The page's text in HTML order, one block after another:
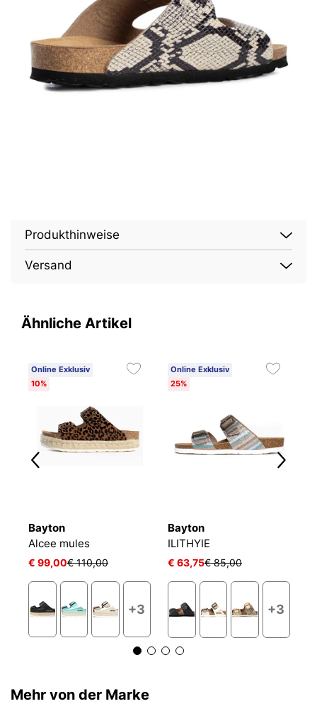
Produkthinweise
Versand
Ähnliche Artikel
Online Exklusiv
10%
Bayton
Alcee mules
€ 99,00€ 110,00
+3
Online Exklusiv
25%
Bayton
ILITHYIE
€ 63,75€ 85,00
+3
Mehr von der Marke